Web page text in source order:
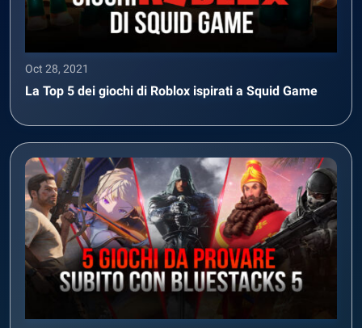
Oct 28, 2021
La Top 5 dei giochi di Roblox ispirati a Squid Game